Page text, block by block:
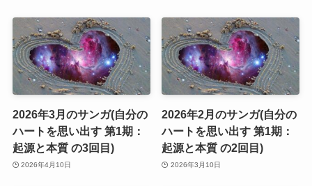
2026年3月のサンガ(自分の
ハートを思い出す 第1期：
起源と本質 の3回目)
2026年4月10日
2026年2月のサンガ(自分の
ハートを思い出す 第1期：
起源と本質 の2回目)
2026年3月10日